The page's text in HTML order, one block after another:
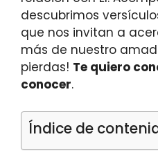
descubrimos
que nos invitan a
más de nuestro
pierdas! Te quiero
conocer.
Índice de